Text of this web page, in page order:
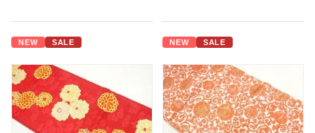
NEW SALE NEW SALE